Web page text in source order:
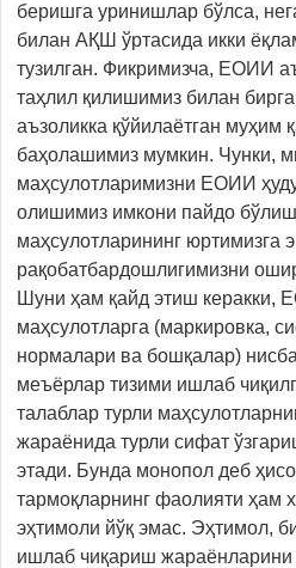
беришга уринишлар бўлса,
билан АҚШ ўртасида икки
тузилган. Фикримизча, ЕОИИ
таҳлил қилишимиз билан
аъзоликка қўйилаётган муҳим
баҳолашимиз мумкин. Чунки,
маҳсулотларимизни ЕОИИ
олишимиз имкони пайдо
маҳсулотларининг юртимизга
рақобатбардошлигимизни
Шуни ҳам қайд этиш керакки,
маҳсулотларга (маркировка,
нормалари ва бошқалар)
меъёрлар тизими ишлаб
талаблар турли
жараёнида турли сифат
этади. Бунда монопол деб
тармоқларнинг фаолияти ҳам
эҳтимоли йўқ эмас. Эҳтимол,
ишлаб чиқариш жараёнларини